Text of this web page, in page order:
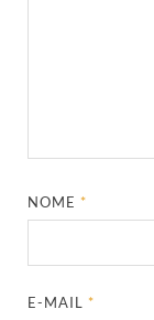
NOME*
E-MAIL*